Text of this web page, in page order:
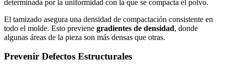
determinada por la uniformidad con la que se compacta el polvo.
El tamizado asegura una densidad de compactación consistente en
todo el molde. Esto previene gradientes de densidad, donde
algunas áreas de la pieza son más densas que otras.
Prevenir Defectos Estructurales